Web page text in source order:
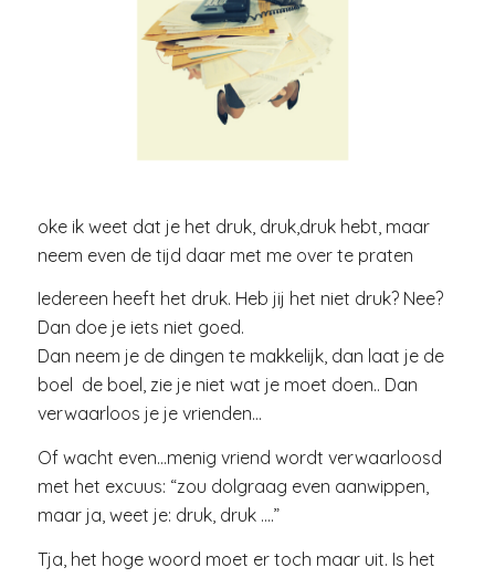
oke ik weet dat je het druk, druk,druk hebt, maar
neem even de tijd daar met me over te praten
Iedereen heeft het druk. Heb jij het niet druk? Nee?
Dan doe je iets niet goed.
Dan neem je de dingen te makkelijk, dan laat je de
boel de boel, zie je niet wat je moet doen.. Dan
verwaarloos je je vrienden…
Of wacht even…menig vriend wordt verwaarloosd
met het excuus: “zou dolgraag even aanwippen,
maar ja, weet je: druk, druk ….”
Tja, het hoge woord moet er toch maar uit. Is het